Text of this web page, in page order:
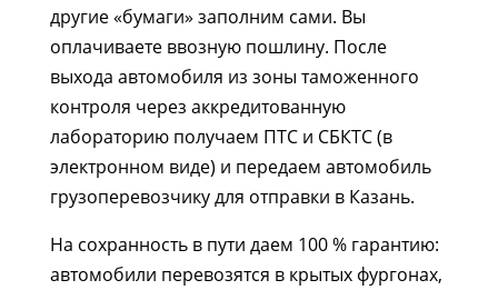
другие «бумаги» заполним сами. Вы
оплачиваете ввозную пошлину. После
выхода автомобиля из зоны таможенного
контроля через аккредитованную
лабораторию получаем ПТС и СБКТС (в
электронном виде) и передаем автомобиль
грузоперевозчику для отправки в Казань.
На сохранность в пути даем 100 % гарантию:
автомобили перевозятся в крытых фургонах,